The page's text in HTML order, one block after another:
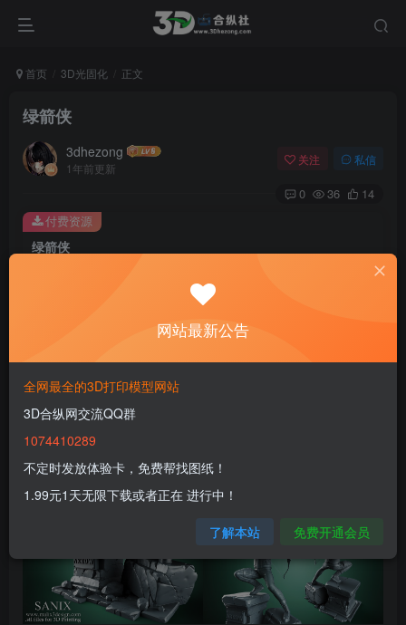
首页 3D光固化 正文
绿箭侠
3dhezong
1年前更新
关注 私信
0 36 14
绿箭侠
100
免费
付费资源
网站最新公告
全网最全的3D打印模型网站
3D合纵网交流QQ群
1074410289
不定时发放体验卡，免费帮找图纸！
1.99元1天无限下载或者正在 进行中！
了解本站 免费开通会员